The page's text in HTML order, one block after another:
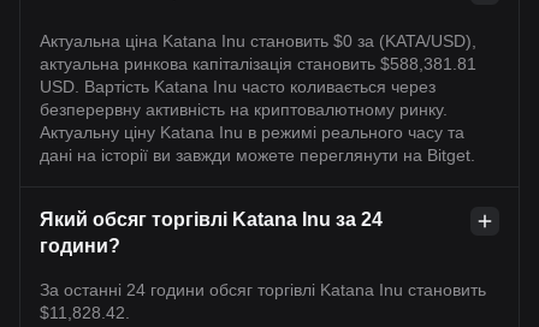
Актуальна ціна Katana Inu становить $0 за (KATA/USD),
актуальна ринкова капіталізація становить $588,381.81
USD. Вартість Katana Inu часто коливається через
безперервну активність на криптовалютному ринку.
Актуальну ціну Katana Inu в режимі реального часу та
дані на історії ви завжди можете переглянути на Bitget.
Який обсяг торгівлі Katana Inu за 24
години?
За останні 24 години обсяг торгівлі Katana Inu становить
$11,828.42.